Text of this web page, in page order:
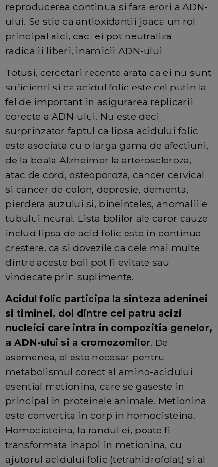
reproducerea continua si fara erori a ADN-
ului. Se stie ca antioxidantii joaca un rol
principal aici, caci ei pot neutraliza
radicalii liberi, inamicii ADN-ului.
Totusi, cercetari recente arata ca ei nu sunt
suficienti si ca acidul folic este cel putin la
fel de important in asigurarea replicarii
corecte a ADN-ului. Nu este deci
surprinzator faptul ca lipsa acidului folic
este asociata cu o larga gama de afectiuni,
de la boala Alzheimer la arteroscleroza,
atac de cord, osteoporoza, cancer cervical
si cancer de colon, depresie, dementa,
pierdera auzului si, bineinteles, anomaliile
tubului neural. Lista bolilor ale caror cauze
includ lipsa de acid folic este in continua
crestere, ca si dovezile ca cele mai multe
dintre aceste boli pot fi evitate sau
vindecate prin suplimente.
Acidul folic participa la sinteza adeninei
si timinei, doi dintre cei patru acizi
nucleici care intra in compozitia genelor,
a ADN-ului si a cromozomilor. De
asemenea, el este necesar pentru
metabolismul corect al amino-acidului
esential metionina, care se gaseste in
principal in proteinele animale. Metionina
este convertita in corp in homocisteina.
Homocisteina, la randul ei, poate fi
transformata inapoi in metionina, cu
ajutorul acidului folic (tetrahidrofolat) si al